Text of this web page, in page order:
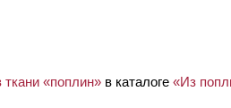
«поплин» в каталоге «Из